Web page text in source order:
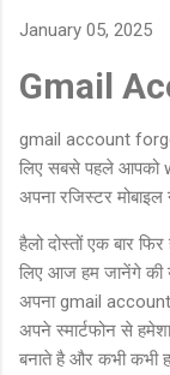
January 05, 2025
Gmail
gmail account
लिए सबसे पहले आपको
अपना रजिस्टर मोबाइल
हैलो दोस्तों एक बार
लिए आज हम जानेंगे की
अपना gmail
अपने स्मार्टफोन से
बनाते है और कभी कभी